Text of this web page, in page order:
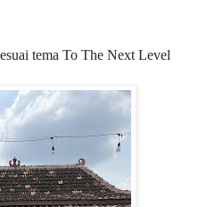
tema To The Next Level